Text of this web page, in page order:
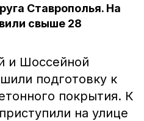
Ставрополья. На
свыше 28
и Шоссейной
подготовку к
покрытия. К
на улице